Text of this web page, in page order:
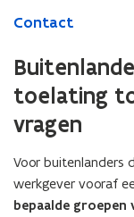
Contact
toelating
vragen
Voor buitenlanders
werkgever vooraf
bepaalde